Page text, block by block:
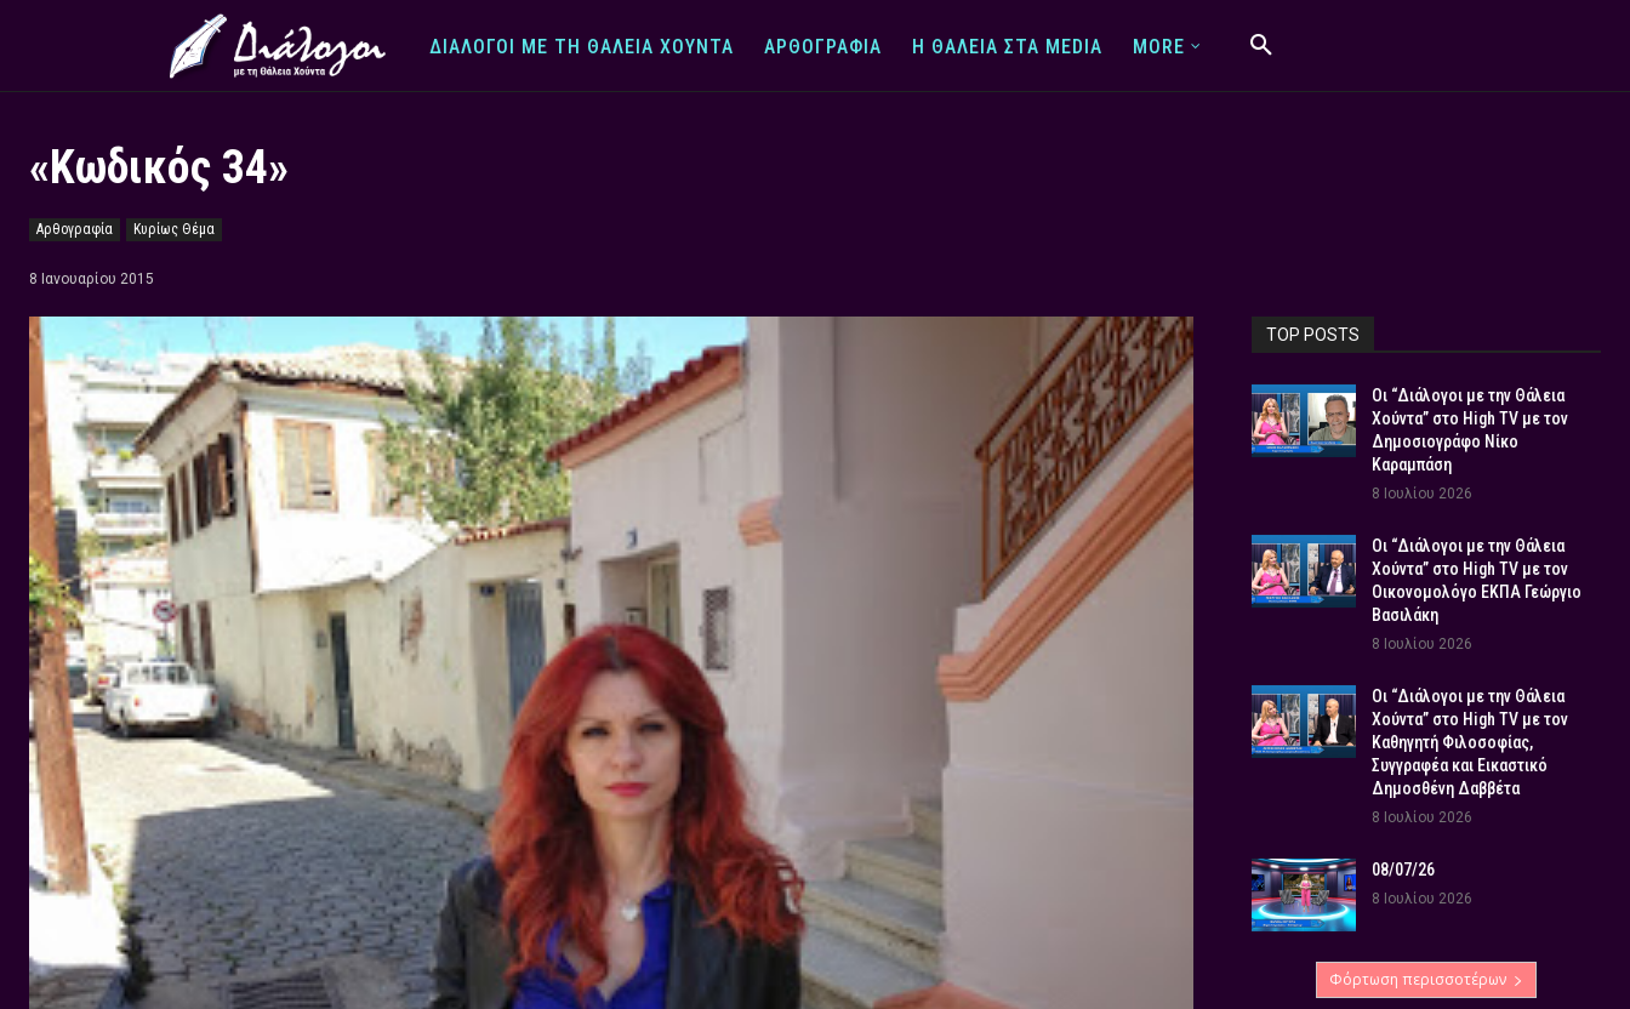
ΔΙΆΛΟΓΟΙ ΜΕ ΤΗ ΘΆΛΕΙΑ ΧΟΎΝΤΑ ΑΡΘΟΓΡΑΦΊΑ Η ΘΆΛΕΙΑ ΣΤΑ MEDIA MORE
«Κωδικός 34»
Αρθογραφία Κυρίως Θέμα
8 Ιανουαρίου 2015
TOP POSTS
Οι “Διάλογοι με την Θάλεια
Χούντα” στο High TV με τον
Δημοσιογράφο Νίκο
Καραμπάση
8 Ιουλίου 2026
Οι “Διάλογοι με την Θάλεια
Χούντα” στο High TV με τον
Οικονομολόγο ΕΚΠΑ Γεώργιο
Βασιλάκη
8 Ιουλίου 2026
Οι “Διάλογοι με την Θάλεια
Χούντα” στο High TV με τον
Καθηγητή Φιλοσοφίας,
Συγγραφέα και Εικαστικό
Δημοσθένη Δαββέτα
8 Ιουλίου 2026
08/07/26
8 Ιουλίου 2026
Φόρτωση περισσοτέρων